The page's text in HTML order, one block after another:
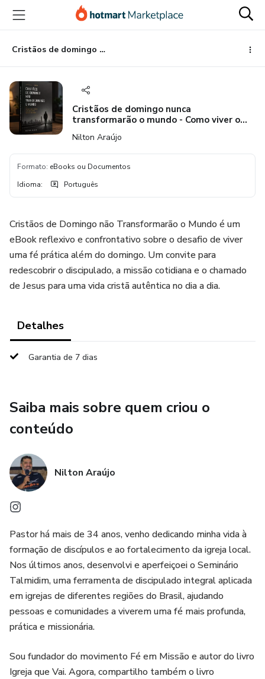
para
conteúdo
principal
para
pagamento
para
rodapé
Cristãos de domingo nunca transformarão o mundo - Como viver o evangelho no trabalho, na família e na rotina
Cristãos de domingo nunca
transformarão o mundo - Como viver o
evangelho no trabalho, na família e na
rotina
Nilton Araújo
Formato: eBooks ou Documentos
Idioma: Português
Cristãos de Domingo não Transformarão o Mundo é um
eBook reflexivo e confrontativo sobre o desafio de viver
uma fé prática além do domingo. Um convite para
redescobrir o discipulado, a missão cotidiana e o chamado
de Jesus para uma vida cristã autêntica no dia a dia.
Detalhes
Garantia de 7 dias
Saiba mais sobre quem criou o
conteúdo
Nilton Araújo
Pastor há mais de 34 anos, venho dedicando minha vida à
formação de discípulos e ao fortalecimento da igreja local.
Nos últimos anos, desenvolvi e aperfeiçoei o Seminário
Talmidim, uma ferramenta de discipulado integral aplicada
em igrejas de diferentes regiões do Brasil, ajudando
pessoas e comunidades a viverem uma fé mais profunda,
prática e missionária.
Sou fundador do movimento Fé em Missão e autor do livro
Igreja que Vai. Agora, compartilho também o livro